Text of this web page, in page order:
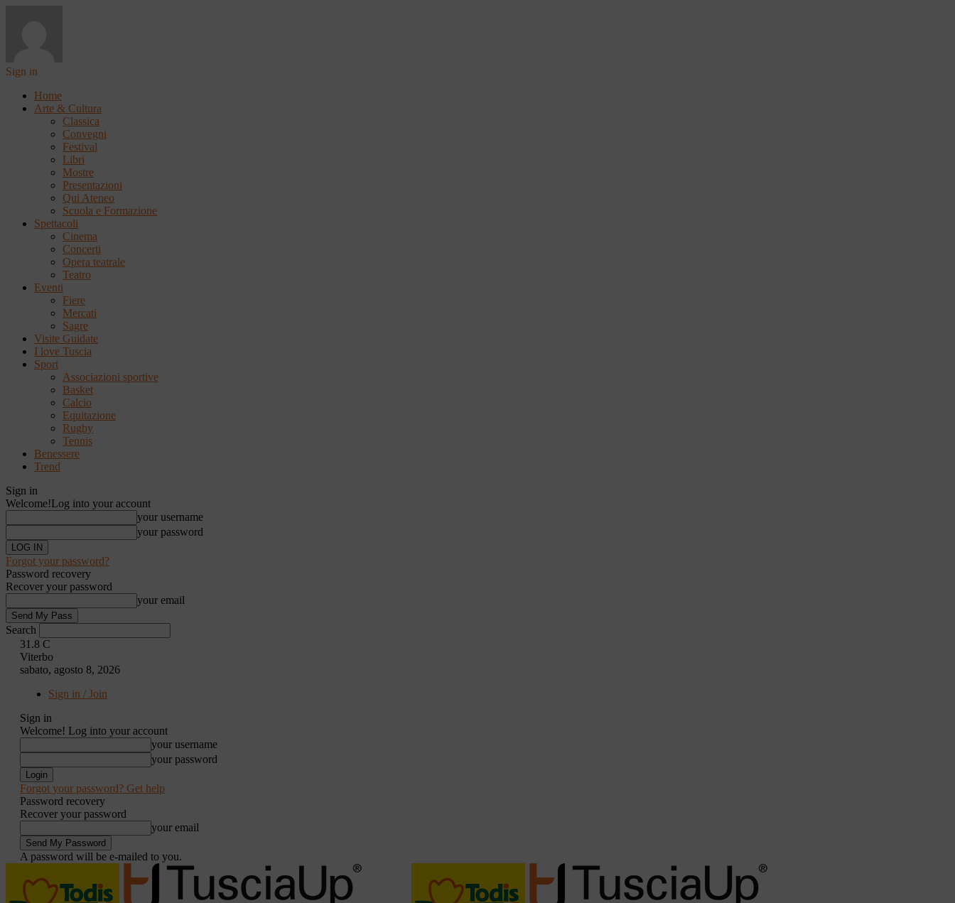
Sign in
Home
Arte & Cultura
Classica
Convegni
Festival
Libri
Mostre
Presentazioni
Qui Ateneo
Scuola e Formazione
Spettacoli
Cinema
Concerti
Opera teatrale
Teatro
Eventi
Fiere
Mercati
Sagre
Visite Guidate
I love Tuscia
Sport
Associazioni sportive
Basket
Calcio
Equitazione
Rugby
Tennis
Benessere
Trend
Sign in
Welcome!Log into your account
your username
your password
Forgot your password?
Password recovery
Recover your password
your email
Search
31.8 C
Viterbo
sabato, agosto 8, 2026
Sign in / Join
Sign in
Welcome! Log into your account
your username
your password
Forgot your password? Get help
Password recovery
Recover your password
your email
A password will be e-mailed to you.